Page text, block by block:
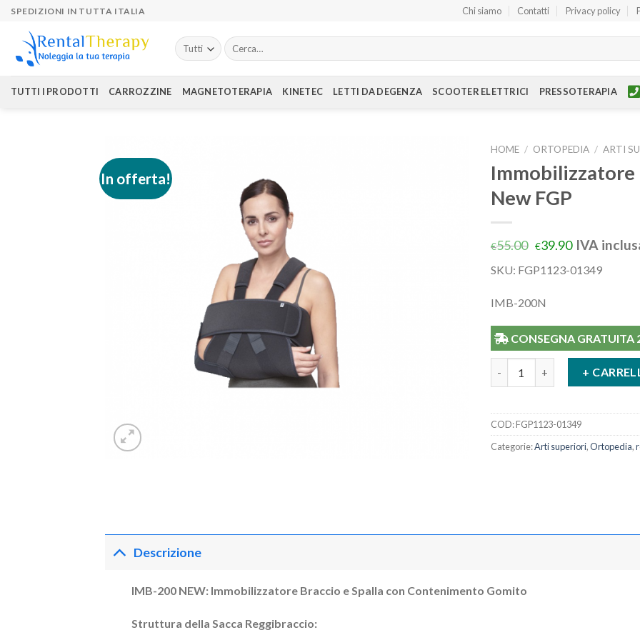
Skip
content
SPEDIZIONI IN TUTTA ITALIA Chi siamo Contatti Privacy policy
Cerca:
TUTTI I PRODOTTI CARROZZINE MAGNETOTERAPIA KINETEC LETTI DA DEGENZA SCOOTER ELETTRICI PRESSOTERAPIA
In offerta!
HOME / ORTOPEDIA / ARTI
Immobilizzatore
New FGP
€55.00 €39.90 IVA
SKU: FGP1123-01349
IMB-200N
CONSEGNA
+
COD:FGP1123-01349
Categorie:Arti superiori,Ortopedia,
Descrizione
IMB-200 NEW: Immobilizzatore Braccio e Spalla con Contenimento Gomito
Struttura della Sacca Reggibraccio: